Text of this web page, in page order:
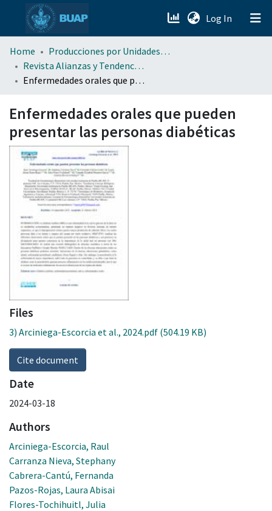
Log In (current)
menu.section.about_menu
All of DSpace
Home
Producciones por Unidades Académicas
Revista Alianzas y Tendencias BUAP (AyTBUAP)
Enfermedades orales que pueden presentar las personas diabéticas
Enfermedades orales que pueden
presentar las personas diabéticas
Files
3) Arciniega-Escorcia et al., 2024.pdf (504.19 KB)
Cite document
Date
2024-03-18
Authors
Arciniega-Escorcia, Raul
Carranza Nieva, Stephany
Cabrera-Cantú, Fernanda
Pazos-Rojas, Laura Abisai
Flores-Tochihuitl, Julia